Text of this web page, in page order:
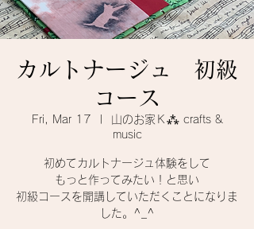
カルトナージュ 初級
コース
Fri, Mar 17
山のお家Ｋ⁂ crafts &
music
初めてカルトナージュ体験をして
もっと作ってみたい！と思い
初級コースを開講していただくことになりま
した。^_^